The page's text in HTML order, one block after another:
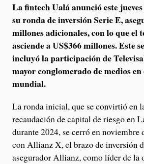
La fintechUalá anunció este
su ronda de inversión Serie E,
millones adicionales, con lo que el
asciende a US$366 millones. Este
incluyó la participación de
mayor conglomerado de medios
mundial.
La ronda inicial, que se convirtió en
recaudación de capital de riesgo en
durante 2024, se cerró en noviembre
con Allianz X, el brazo de inversión
asegurador Allianz, como líder de la